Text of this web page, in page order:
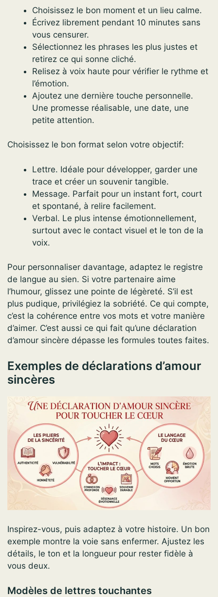
Choisissez le bon moment et un lieu calme.
Écrivez librement pendant 10 minutes sans
vous censurer.
Sélectionnez les phrases les plus justes et
retirez ce qui sonne cliché.
Relisez à voix haute pour vérifier le rythme et
l’émotion.
Ajoutez une dernière touche personnelle.
Une promesse réalisable, une date, une
petite attention.
Choisissez le bon format selon votre objectif:
Lettre. Idéale pour développer, garder une
trace et créer un souvenir tangible.
Message. Parfait pour un instant fort, court
et spontané, à relire facilement.
Verbal. Le plus intense émotionnellement,
surtout avec le contact visuel et le ton de la
voix.
Pour personnaliser davantage, adaptez le registre
de langue au sien. Si votre partenaire aime
l’humour, glissez une pointe de légèreté. S’il est
plus pudique, privilégiez la sobriété. Ce qui compte,
c’est la cohérence entre vos mots et votre manière
d’aimer. C’est aussi ce qui fait qu’une déclaration
d’amour sincère dépasse les formules toutes faites.
Exemples de déclarations d’amour
sincères
Inspirez-vous, puis adaptez à votre histoire. Un bon
exemple montre la voie sans enfermer. Ajustez les
détails, le ton et la longueur pour rester fidèle à
vous deux.
Modèles de lettres touchantes